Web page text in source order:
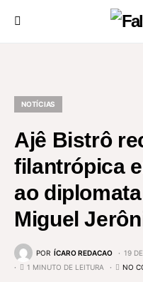
NOTÍCIAS
Ajê Bistrô
filantrópica
ao
Miguel
POR ÍCARO REDACAO
19
1 MINUTO DE LEITURA
NO